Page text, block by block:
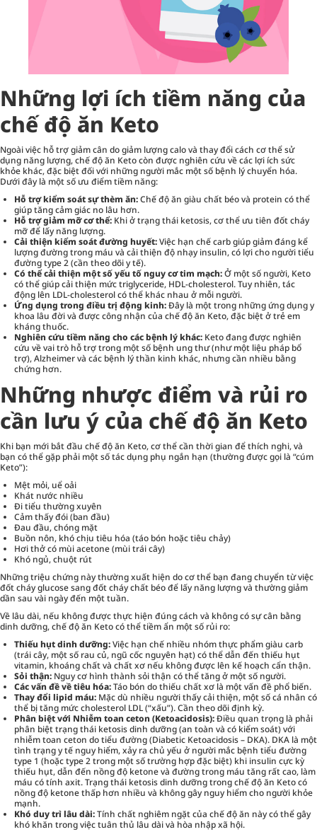
Những lợi ích tiềm năng của
chế độ ăn Keto
Ngoài việc hỗ trợ giảm cân do giảm lượng calo và thay đổi cách cơ thể sử
dụng năng lượng, chế độ ăn Keto còn được nghiên cứu về các lợi ích sức
khỏe khác, đặc biệt đối với những người mắc một số bệnh lý chuyển hóa.
Dưới đây là một số ưu điểm tiềm năng:
Hỗ trợ kiểm soát sự thèm ăn:Chế độ ăn giàu chất béo và protein có thể
giúp tăng cảm giác no lâu hơn.
Hỗ trợ giảm mỡ cơ thể: Khi ở trạng thái ketosis, cơ thể ưu tiên đốt cháy
mỡ để lấy năng lượng.
Cải thiện kiểm soát đường huyết:Việc hạn chế carb giúp giảm đáng kể
lượng đường trong máu và cải thiện độ nhạy insulin, có lợi cho người tiểu
đường type 2 (cần theo dõi y tế).
Có thể cải thiện một số yếu tố nguy cơ tim mạch:Ở một số người, Keto
có thể giúp cải thiện mức triglyceride, HDL-cholesterol. Tuy nhiên, tác
động lên LDL-cholesterol có thể khác nhau ở mỗi người.
Ứng dụng trong điều trị động kinh:Đây là một trong những ứng dụng y
khoa lâu đời và được công nhận của chế độ ăn Keto, đặc biệt ở trẻ em
kháng thuốc.
Nghiên cứu tiềm năng cho các bệnh lý khác: Keto đang được nghiên
cứu về vai trò hỗ trợ trong một số bệnh ung thư (như một liệu pháp bổ
trợ), Alzheimer và các bệnh lý thần kinh khác, nhưng cần nhiều bằng
chứng hơn.
Những nhược điểm và rủi ro
cần lưu ý của chế độ ăn Keto
Khi bạn mới bắt đầu chế độ ăn Keto, cơ thể cần thời gian để thích nghi, và
bạn có thể gặp phải một số tác dụng phụ ngắn hạn (thường được gọi là “cúm
Keto”):
Mệt mỏi, uể oải
Khát nước nhiều
Đi tiểu thường xuyên
Cảm thấy đói (ban đầu)
Đau đầu, chóng mặt
Buồn nôn, khó chịu tiêu hóa (táo bón hoặc tiêu chảy)
Hơi thở có mùi acetone (mùi trái cây)
Khó ngủ, chuột rút
Những triệu chứng này thường xuất hiện do cơ thể bạn đang chuyển từ việc
đốt cháy glucose sang đốt cháy chất béo để lấy năng lượng và thường giảm
dần sau vài ngày đến một tuần.
Về lâu dài, nếu không được thực hiện đúng cách và không có sự cân bằng
dinh dưỡng, chế độ ăn Keto có thể tiềm ẩn một số rủi ro:
Thiếu hụt dinh dưỡng:Việc hạn chế nhiều nhóm thực phẩm giàu carb
(trái cây, một số rau củ, ngũ cốc nguyên hạt) có thể dẫn đến thiếu hụt
vitamin, khoáng chất và chất xơ nếu không được lên kế hoạch cẩn thận.
Sỏi thận: Nguy cơ hình thành sỏi thận có thể tăng ở một số người.
Các vấn đề về tiêu hóa:Táo bón do thiếu chất xơ là một vấn đề phổ biến.
Thay đổi lipid máu: Mặc dù nhiều người thấy cải thiện, một số cá nhân có
thể bị tăng mức cholesterol LDL (“xấu”). Cần theo dõi định kỳ.
Phân biệt với Nhiễm toan ceton (Ketoacidosis):Điều quan trọng là phải
phân biệt trạng thái ketosis dinh dưỡng (an toàn và có kiểm soát) với
nhiễm toan ceton do tiểu đường (Diabetic Ketoacidosis – DKA). DKA là một
tình trạng y tế nguy hiểm, xảy ra chủ yếu ở người mắc bệnh tiểu đường
type 1 (hoặc type 2 trong một số trường hợp đặc biệt) khi insulin cực kỳ
thiếu hụt, dẫn đến nồng độ ketone và đường trong máu tăng rất cao, làm
máu có tính axit. Trạng thái ketosis dinh dưỡng trong chế độ ăn Keto có
nồng độ ketone thấp hơn nhiều và không gây nguy hiểm cho người khỏe
mạnh.
Khó duy trì lâu dài:Tính chất nghiêm ngặt của chế độ ăn này có thể gây
khó khăn trong việc tuân thủ lâu dài và hòa nhập xã hội.